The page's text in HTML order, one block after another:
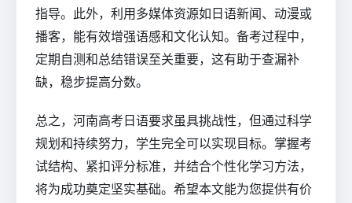
指导。此外，利用多媒体资源如日语新闻、动漫或
播客，能有效增强语感和文化认知。备考过程中，
定期自测和总结错误至关重要，这有助于查漏补
缺，稳步提高分数。
总之，河南高考日语要求虽具挑战性，但通过科学
规划和持续努力，学生完全可以实现目标。掌握考
试结构、紧扣评分标准，并结合个性化学习方法，
将为成功奠定坚实基础。希望本文能为您提供有价